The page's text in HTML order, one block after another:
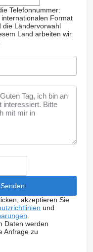
Telefonnummer:
Format
die Ländervorwahl
Land arbeiten wir
akzeptieren Sie
und
Daten werden
Anfrage zu